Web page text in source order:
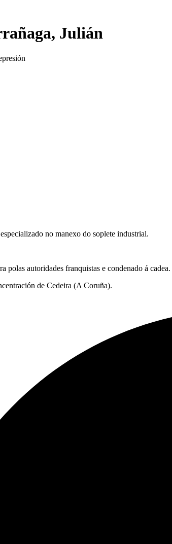
Julián
no manexo do soplete industrial.
polas autoridades franquistas e condenado á cadea.
de Cedeira (A Coruña).